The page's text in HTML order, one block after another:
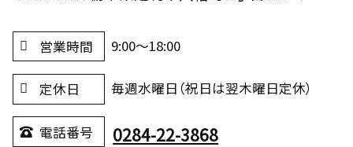
営業時間 9:00～18:00
定休日 毎週水曜日（祝日は翌木曜日定休）
電話番号 0284-22-3868